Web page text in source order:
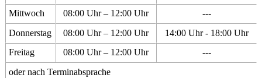
Mittwoch
08:00 Uhr – 12:00 Uhr
---
Donnerstag
08:00 Uhr – 12:00 Uhr
14:00 Uhr - 18:00 Uhr
Freitag
08:00 Uhr – 12:00 Uhr
---
oder nach Terminabsprache